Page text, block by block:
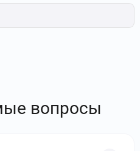
вопросы